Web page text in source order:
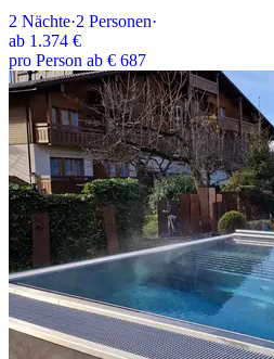
2 Nächte·2 Personen·
ab 1.374 €
pro Person ab € 687